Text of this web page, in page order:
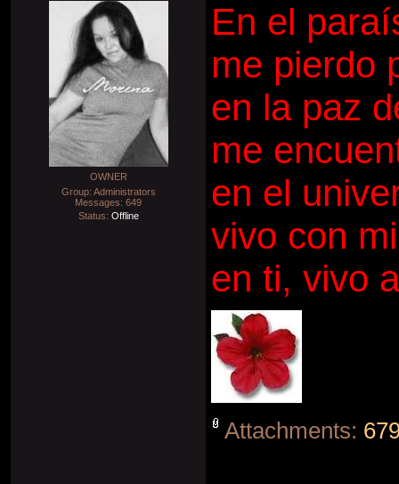
OWNER
Group: Administrators
Messages: 649
Status: Offline
En el
me pierdo
en la paz
me
en el
vivo con
en ti, vivo
Attachments: